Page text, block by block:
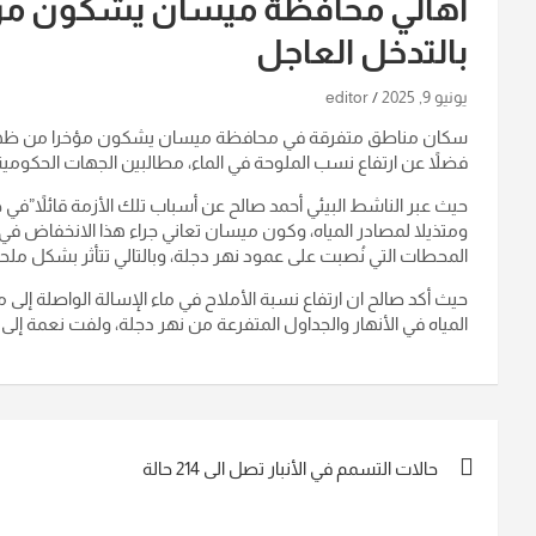
أهالي محافظة ميسان يشكون
بالتدخل العاجل
يونيو 9, 2025 editor
سكان مناطق متفرقة في محافظة ميسان يشكون مؤخرا من ظهور
فضلاً عن ارتفاع نسب الملوحة في الماء، مطالبين الجهات
حيث عبر الناشط البيئي أحمد صالح عن أسباب تلك الأزمة
ومتذيلا لمصادر المياه، وكون ميسان تعاني جراء هذا الانخفاض في
المحطات التي نُصبت على عمود نهر دجلة، وبالتالي تتأثر بشكل
حيث أكد صالح ان ارتفاع نسبة الأملاح في ماء الإسالة
المياه في الأنهار والجداول المتفرعة من نهر دجلة، ولفت نعمة
حالات التسمم في الأنبار تصل الى 214 حالة